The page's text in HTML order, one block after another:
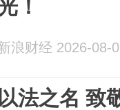
！
浪财经 2026-08-
法之名 致